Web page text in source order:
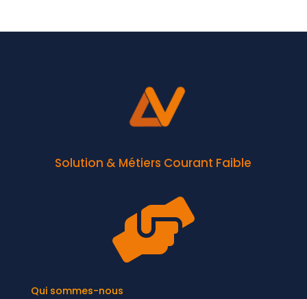
Solution & Métiers Courant Faible

Qui sommes-nous